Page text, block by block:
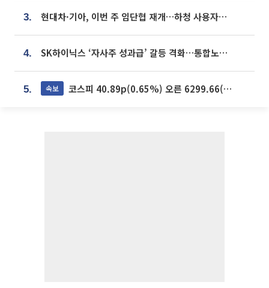
3. 현대차·기아, 이번 주 임단협 재개…하청 사용자성 재심도 ‘변수’
4. SK하이닉스 ‘자사주 성과급’ 갈등 격화…통합노조 출범 움직임
5. 속보 코스피 40.89p(0.65%) 오른 6299.66(마감)